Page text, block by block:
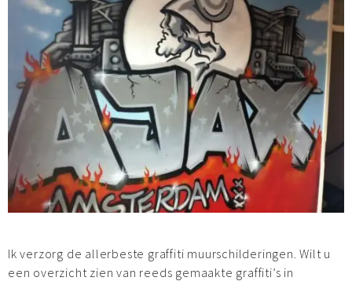
Ik verzorg de allerbeste graffiti muurschilderingen. Wilt u
een overzicht zien van reeds gemaakte graffiti’s in